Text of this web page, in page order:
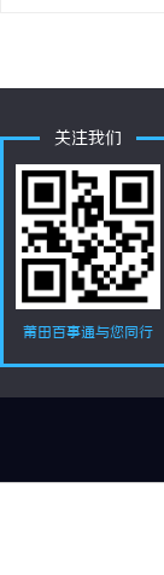
关注我们
莆田百事通与您同行